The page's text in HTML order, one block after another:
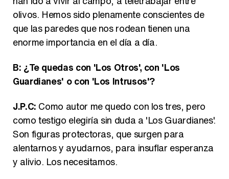
olivos. Hemos sido plenamente conscientes de
que las paredes que nos rodean tienen una
enorme importancia en el día a día.
B: ¿Te quedas con 'Los Otros', con 'Los
Guardianes' o con 'Los Intrusos'?
J.P.C: Como autor me quedo con los tres, pero
como testigo elegiría sin duda a 'Los Guardianes'.
Son figuras protectoras, que surgen para
alentarnos y ayudarnos, para insuflar esperanza
y alivio. Los necesitamos.